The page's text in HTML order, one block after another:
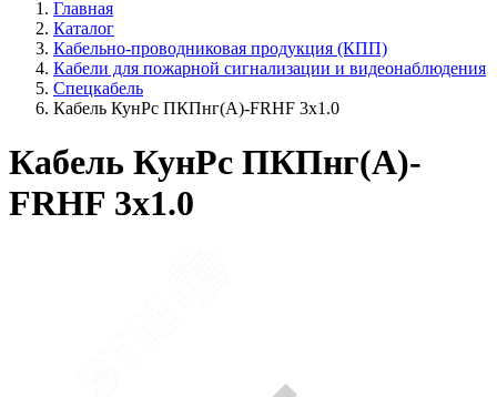
Главная
Каталог
Кабельно-проводниковая продукция (КПП)
Кабели для пожарной сигнализации и видеонаблюдения
Спецкабель
Кабель КунРс ПКПнг(А)-FRHF 3х1.0
Кабель КунРс ПКПнг(А)-
FRHF 3х1.0